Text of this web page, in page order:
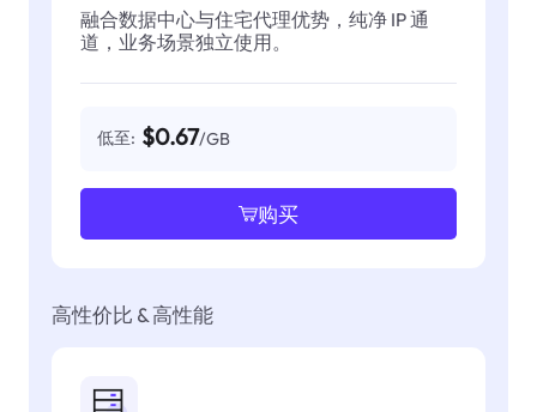
融合数据中心与住宅代理优势，纯净 IP 通
道，业务场景独立使用。
低至: $0.67/GB
购买
高性价比 & 高性能